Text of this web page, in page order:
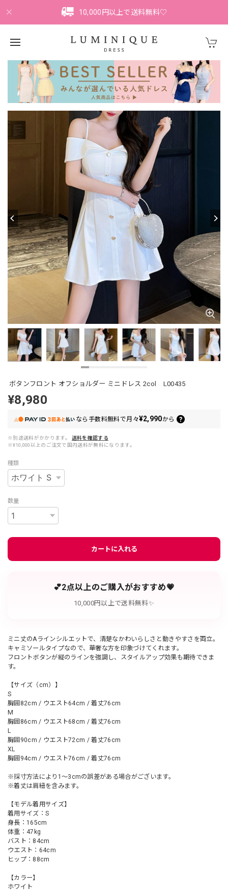
10,000円以上で送料無料♡
ボタンフロント オフショルダー ミニドレス 2col L00435
¥8,980
なら 手数料無料で月々¥2,990から
※別途送料がかかります。
送料を確認する
※¥10,000以上のご注文で国内送料が無料になります。
種類
数量
カートに入れる
💕2点以上のご購入がおすすめ💗
10,000円以上で送料無料✨
ミニ丈のAラインシルエットで、清楚なかわいらしさと動きやすさを両立。
キャミソールタイプなので、華奢な方を印象づけてくれます。
フロントボタンが縦のラインを強調し、スタイルアップ効果も期待できま
す。
【サイズ（cm）】
S
胸囲82cm / ウエスト64cm / 着丈76cm
M
胸囲86cm / ウエスト68cm / 着丈76cm
L
胸囲90cm / ウエスト72cm / 着丈76cm
XL
胸囲94cm / ウエスト76cm / 着丈76cm
※採寸方法により1～3cmの誤差がある場合がございます。
※着丈は肩紐を含みます。
【モデル着用サイズ】
着用サイズ：S
身長：165cm
体重：47kg
バスト：84cm
ウエスト：64cm
ヒップ：88cm
【カラー】
ホワイト